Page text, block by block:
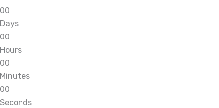
00
Days
00
Hours
00
Minutes
00
Seconds